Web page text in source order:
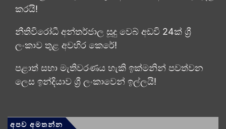
කරයි!
නීතිවිරෝධී අන්තර්ජාල සූදු වෙබ් අඩවි 24ක් ශ්‍රී
ලංකාව තුළ අවහිර කෙරේ!
පළාත් සභා මැතිවරණය හැකි ඉක්මනින් පවත්වන
ලෙස ඉන්දියාව ශ්‍රී ලංකාවෙන් ඉල්ලයි!
අපව අමතන්න